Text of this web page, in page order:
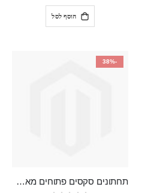
הוסף לסל
-38%
תחתונים סקסים פתוחים מאחורה, מחמיאים , יפייפים "Esenia"